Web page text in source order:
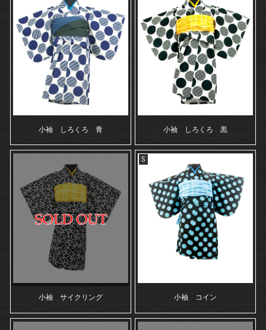
小袖 しろくろ 青 小袖 しろくろ 黒
小袖 サイクリング
S
小袖 コイン